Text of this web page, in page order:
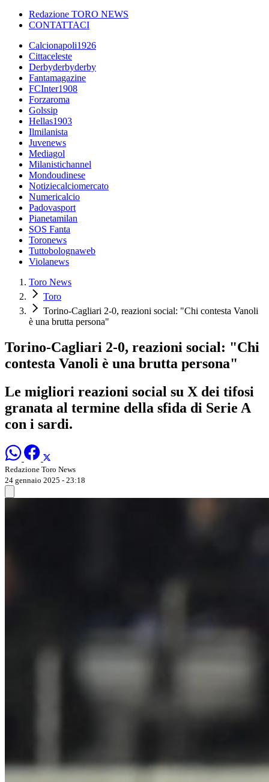
Redazione TORO NEWS
CONTATTACI
Calcionapoli1926
Cittaceleste
Derbyderbyderby
Fantamagazine
FCInter1908
Forzaroma
Golssip
Hellas1903
Ilmilanista
Juvenews
Mediagol
Milanistichannel
Mondoudinese
Notiziecalciomercato
Numericalcio
Padovasport
Pianetamilan
SOS Fanta
Toronews
Tuttobolognaweb
Violanews
Toro News
Toro
Torino-Cagliari 2-0, reazioni social: "Chi contesta Vanoli
è una brutta persona"
Torino-Cagliari 2-0, reazioni social: "Chi
contesta Vanoli è una brutta persona"
Le migliori reazioni social su X dei tifosi
granata al termine della sfida di Serie A
con i sardi.
Redazione Toro News
24 gennaio 2025 - 23:18